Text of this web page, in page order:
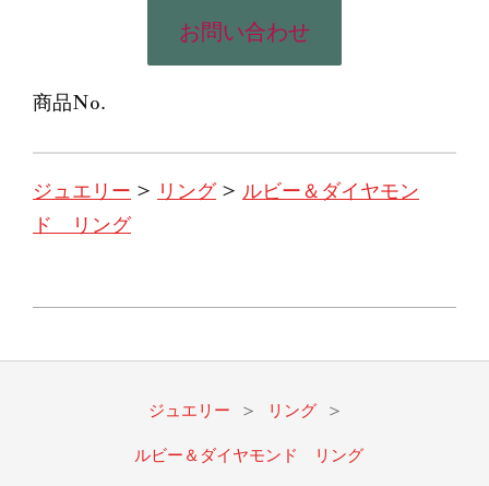
お問い合わせ
商品No.
ジュエリー > リング> ルビー＆ダイヤモン
ド リング
08-
ジュエリー > リング >
ルビー＆ダイヤモンド リング